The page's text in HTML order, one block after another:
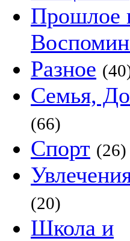
Прошлое
Разное
Семья,
(66)
Спорт (26)
(20)
Школа и